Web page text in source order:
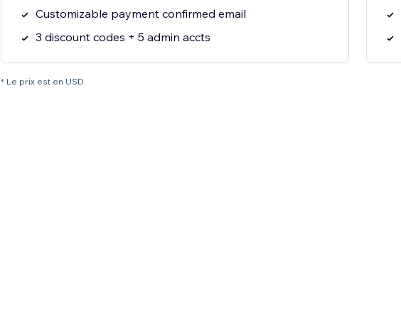
Customizable payment confirmed email
3 discount codes + 5 admin accts
* Le prix est en USD.